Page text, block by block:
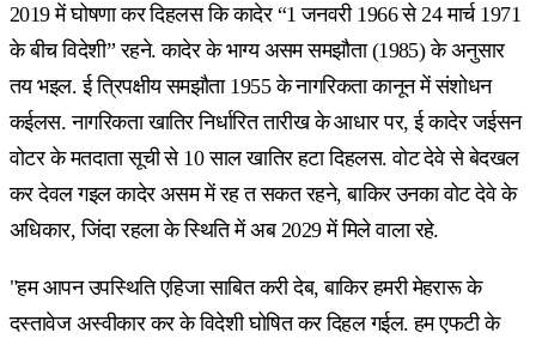
2019 में घोषणा कर दिहलस कि कादेर “1 जनवरी 1966 से 24 मार्च 1971
के बीच विदेशी” रहने. कादेर के भाग्य असम समझौता (1985) के अनुसार
तय भइल. ई त्रिपक्षीय समझौता 1955 के नागरिकता कानून में संशोधन
कईलस. नागरिकता खातिर निर्धारित तारीख के आधार पर, ई कादेर जईसन
वोटर के मतदाता सूची से 10 साल खातिर हटा दिहलस. वोट देवे से बेदखल
कर देवल गइल कादेर असम में रह त सकत रहने, बाकिर उनका वोट देवे के
अधिकार, जिंदा रहला के स्थिति में अब 2029 में मिले वाला रहे.
"हम आपन उपस्थिति एहिजा साबित करी देब, बाकिर हमरी मेहरारू के
दस्तावेज अस्वीकार कर के विदेशी घोषित कर दिहल गईल. हम एफटी के